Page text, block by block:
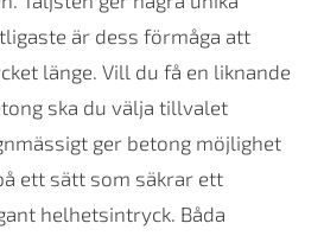
är dess förmåga att
länge. Vill du få en liknande
ska du välja tillvalet
ger betong möjlighet
ett sätt som säkrar ett
helhetsintryck. Båda